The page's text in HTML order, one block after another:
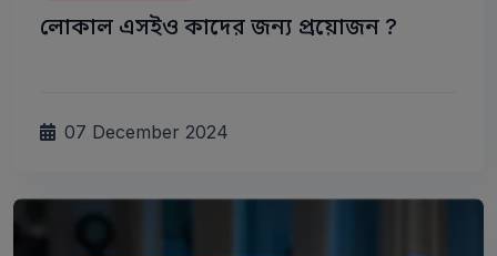
লোকাল এসইও কাদের জন্য প্রয়োজন ?
07 December 2024